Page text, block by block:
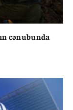
cənubunda